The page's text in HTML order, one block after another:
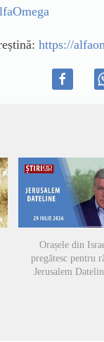
https://
Orașele din
pregătesc pentru
Jerusalem